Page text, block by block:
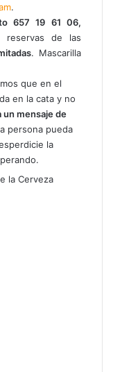
.
657 19 61 06,
reservas de las
. Mascarilla
que en el
en la cata y no
un mensaje de
persona pueda
la